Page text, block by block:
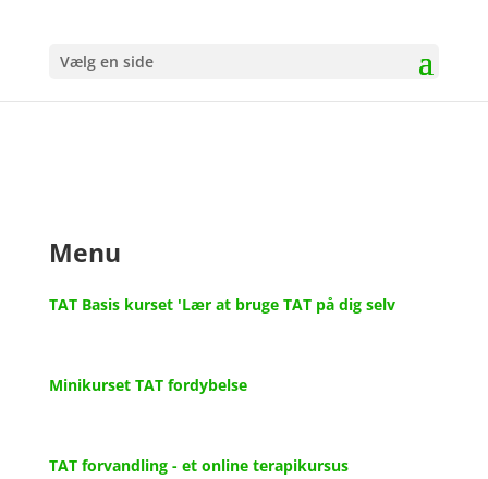
Vælg en side
Menu
TAT Basis kurset 'Lær at bruge TAT på dig selv
Minikurset TAT fordybelse
TAT forvandling - et online terapikursus